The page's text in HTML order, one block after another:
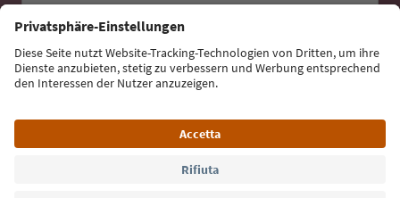
Iscriviti alla newsletter